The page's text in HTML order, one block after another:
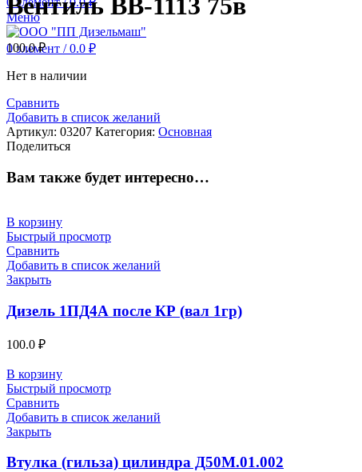
Меню
0элемент / 0.0 ₽
Вентиль ВВ-1113 75в
100.0₽
Нет в наличии
Сравнить
Добавить в список желаний
Артикул: 03207 Категория: Основная
Поделиться
Вам также будет интересно…
В корзину
Быстрый просмотр
Сравнить
Добавить в список желаний
Закрыть
Дизель 1ПД4А после КР (вал 1гр)
100.0 ₽
В корзину
Быстрый просмотр
Сравнить
Добавить в список желаний
Закрыть
Втулка (гильза) цилиндра Д50М.01.002